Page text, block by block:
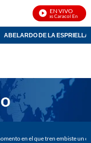
EN VIVO
Noticias Caracol En Vivo
ABELARDO DE LA ESPRIELLA
en el que tren embiste un